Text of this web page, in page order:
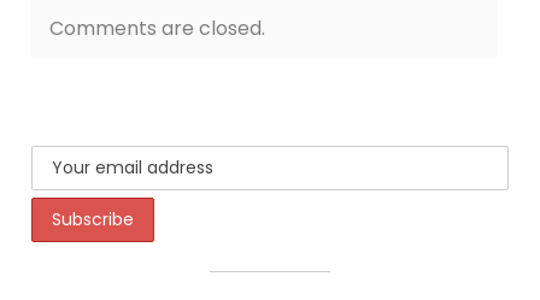
Comments are closed.